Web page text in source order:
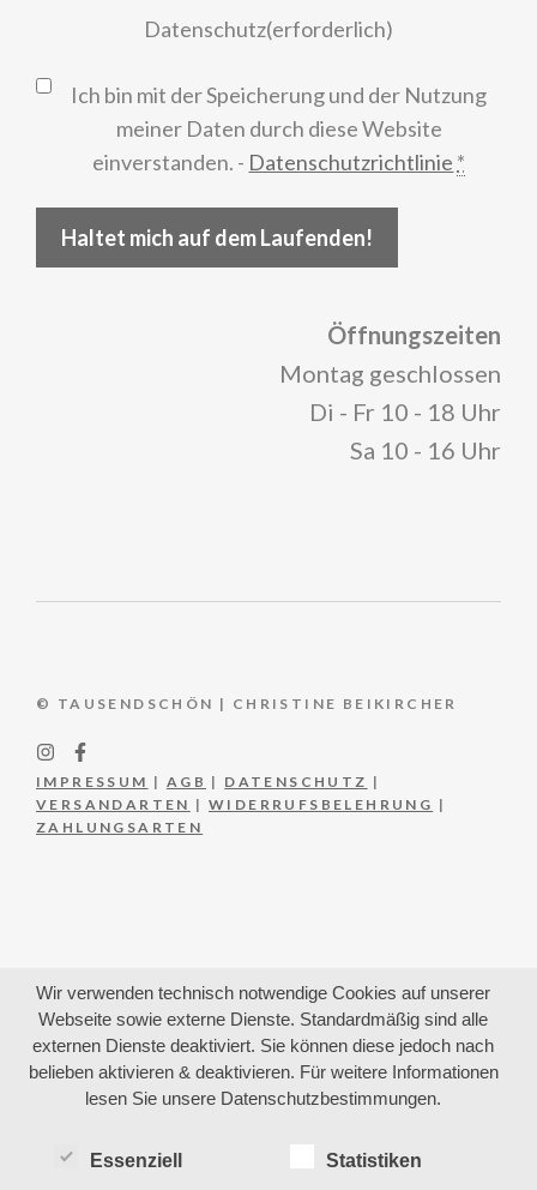
Datenschutz(erforderlich)
Ich bin mit der Speicherung und der Nutzung
meiner Daten durch diese Website
einverstanden. - Datenschutzrichtlinie *
Haltet mich auf dem Laufenden!
Öffnungszeiten
Montag geschlossen
Di - Fr 10 - 18 Uhr
Sa 10 - 16 Uhr
© TAUSENDSCHÖN | CHRISTINE BEIKIRCHER
IMPRESSUM | AGB | DATENSCHUTZ |
VERSANDARTEN |WIDERRUFSBELEHRUNG |
ZAHLUNGSARTEN
Wir verwenden technisch notwendige Cookies auf unserer
Webseite sowie externe Dienste. Standardmäßig sind alle
externen Dienste deaktiviert. Sie können diese jedoch nach
belieben aktivieren & deaktivieren. Für weitere Informationen
lesen Sie unsere Datenschutzbestimmungen.
Essenziell Statistiken